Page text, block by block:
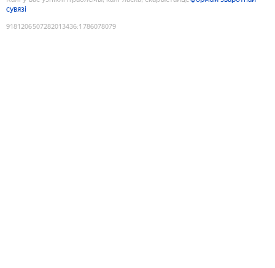
сувязі
9181206507282013436:1786078079